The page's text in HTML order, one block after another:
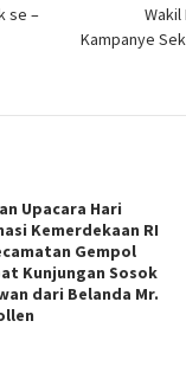
se –
Kampanye
Upacara Hari
Kemerdekaan RI
Gempol
Kunjungan Sosok
dari Belanda Mr.